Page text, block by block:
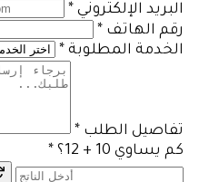
البريد الإلكتروني *
رقم الهاتف *
الخدمة المطلوبة *
تفاصيل الطلب *
كم يساوي 10 + 12؟
*